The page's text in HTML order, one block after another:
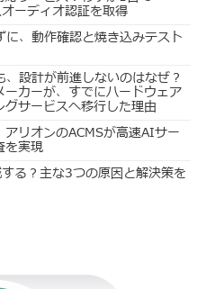
ーディオ認証を取得
、動作確認と焼き込みテスト
設計が前進しないのはなぜ？
カーが、すでにハードウェア
サービスへ移行した理由
リオンのACMSが高速AIサー
を実現
る？主な3つの原因と解決策を